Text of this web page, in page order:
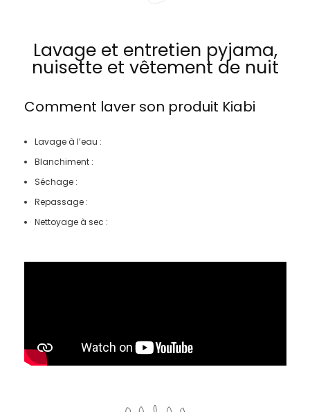
Lavage et entretien pyjama,
nuisette et vêtement de nuit
Comment laver son produit Kiabi
Lavage à l’eau :
Blanchiment :
Séchage :
Repassage :
Nettoyage à sec :